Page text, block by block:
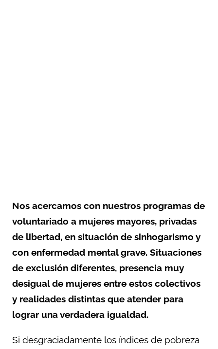
Nos acercamos con nuestros programas de
voluntariado a mujeres mayores, privadas
de libertad, en situación de sinhogarismo y
con enfermedad mental grave. Situaciones
de exclusión diferentes, presencia muy
desigual de mujeres entre estos colectivos
y realidades distintas que atender para
lograr una verdadera igualdad.
Si desgraciadamente los índices de pobreza